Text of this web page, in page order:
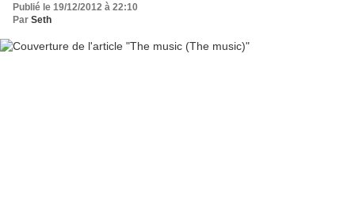
Publié le 19/12/2012 à 22:10
Par Seth